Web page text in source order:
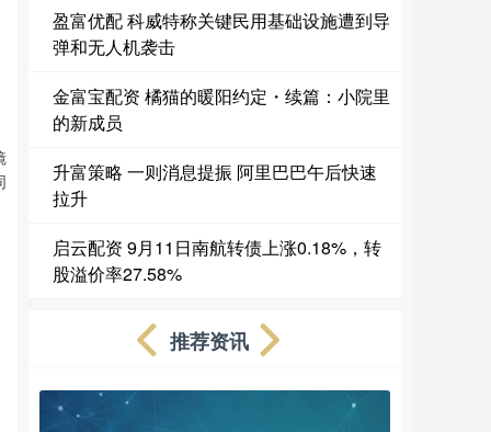
盈富优配 科威特称关键民用基础设施遭到导
弹和无人机袭击
金富宝配资 橘猫的暖阳约定・续篇：小院里
的新成员
升富策略 一则消息提振 阿里巴巴午后快速
拉升
启云配资 9月11日南航转债上涨0.18%，转
股溢价率27.58%
推荐资讯